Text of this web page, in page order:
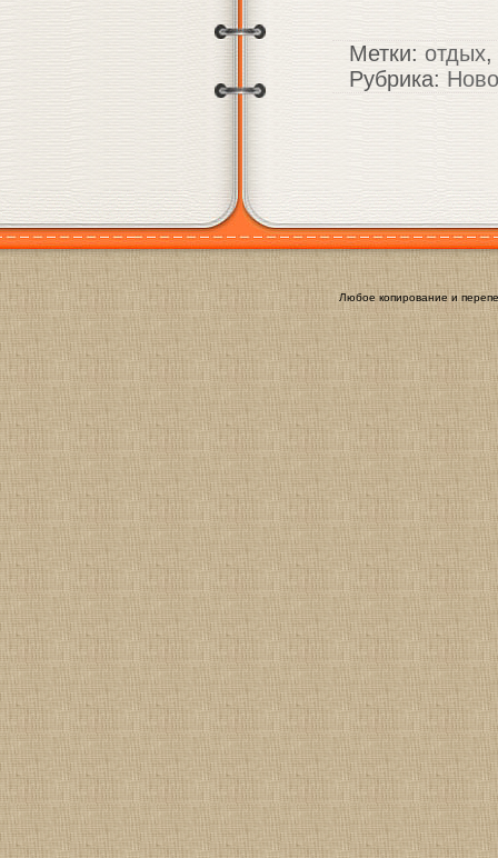
Метки: отдых,
Рубрика:
Любое копирование и